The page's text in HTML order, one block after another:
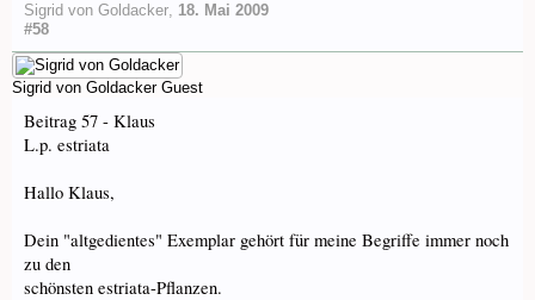
Sigrid von Goldacker, 18. Mai 2009
#58
Sigrid von Goldacker Guest
Beitrag 57 - Klaus
L.p. estriata
Hallo Klaus,
Dein "altgedientes" Exemplar gehört für meine Begriffe immer noch
zu den
schönsten estriata-Pflanzen.